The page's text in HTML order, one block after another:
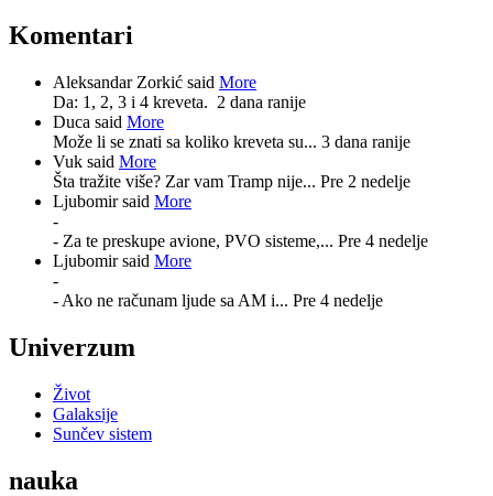
Komentari
Aleksandar Zorkić said More
Da: 1, 2, 3 i 4 kreveta. 2 dana ranije
Duca said More
Može li se znati sa koliko kreveta su... 3 dana ranije
Vuk said More
Šta tražite više? Zar vam Tramp nije... Pre 2 nedelje
Ljubomir said More
-
- Za te preskupe avione, PVO sisteme,... Pre 4 nedelje
Ljubomir said More
-
- Ako ne računam ljude sa AM i... Pre 4 nedelje
Univerzum
Život
Galaksije
Sunčev sistem
nauka